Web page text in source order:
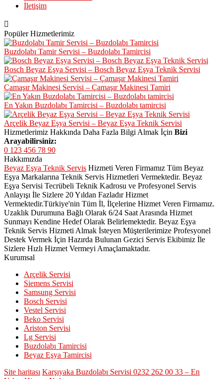
İletişim
Popüler Hizmetlerimiz
Buzdolabı Tamir Servisi – Buzdolabı Tamircisi
Bosch Beyaz Eşya Servisi – Bosch Beyaz Eşya Teknik Servisi
Çamaşır Makinesi Servisi – Çamaşır Makinesi Tamiri
En Yakın Buzdolabı Tamircisi – Buzdolabı tamircisi
Arçelik Beyaz Eşya Servisi – Beyaz Eşya Teknik Servisi
Hizmetlerimiz Hakkında Daha Fazla Bilgi Almak İçin Bizi
Arayabilirsiniz:
0 123 456 78 90
Hakkımızda
Beyaz Eşya Teknik Servis Hizmeti Veren Firmamız Tüm Beyaz
Eşya Markalarına Teknik Servis Hizmetleri Vermektedir. Beyaz
Eşya Servisi Tecrübeli Teknik Kadrosu ve Profesyonel Servis
Anlayışı İle Sizlere 20 Yıldan Fazladır Hizmet
Vermektedir.Türkiye'nin Tüm İl, İlçelerine Hizmet Veren Firmamız.
Uzaklık Durumuna Bağlı Olarak 6/24 Saat Arasında Hizmet
Sunmayı Kendine Hedef Olarak Belirlemektedir. Beyaz Eşya
Teknik Servis Hizmeti Almak İsteyen Müşterilerimize Profesyonel
Destek Vermek İçin Hazırda Bulunan Gezici Servis Ekibimiz İle
Sizlere Hızlı Hizmet Vermeyi Amaçlamaktadır.
Kurumsal
Arçelik Servisi
Siemens Servisi
Samsung Servisi
Bosch Servisi
Vestel Servisi
Beko Servisi
Ariston Servisi
Lg Servisi
Buzdolabı Tamircisi
Beyaz Eşya Tamircisi
Site haritası Karşıyaka Buzdolabı Servisi 0232 262 00 33 – En